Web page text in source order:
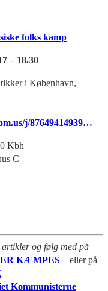
folks kamp
– 18.30
i København,
j/87649414939…
Kbh
C
og følg med på
KÆMPES – eller på
Kommunisterne